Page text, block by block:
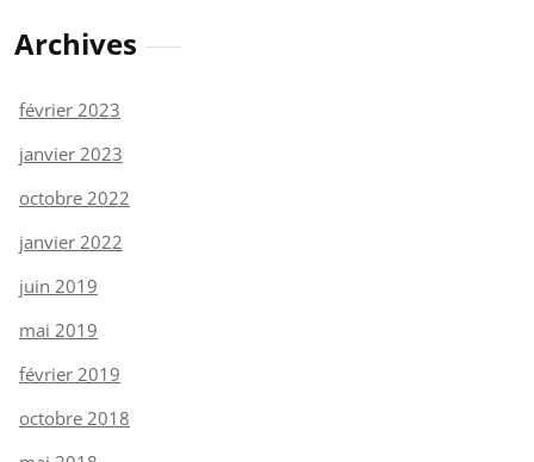
Archives
février 2023
janvier 2023
octobre 2022
janvier 2022
juin 2019
mai 2019
février 2019
octobre 2018